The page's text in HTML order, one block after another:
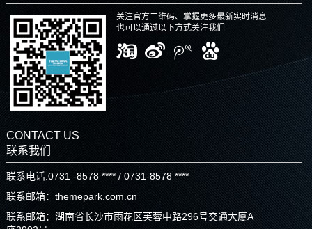
关注官方二维码、掌握更多最新实时消息
也可以通过以下方式关注我们
CONTACT US
联系我们
联系电话:0731 -8578 **** / 0731-8578 ****
联系邮箱：themepark.com.cn
联系邮箱：湖南省长沙市雨花区芙蓉中路296号交通大厦A